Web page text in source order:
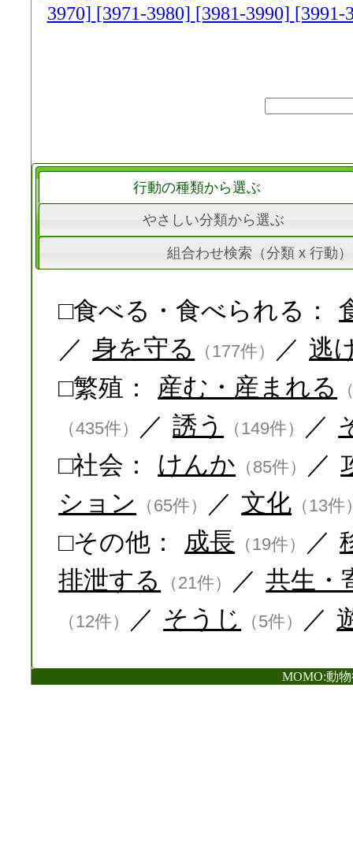
3970] [3971-3980] [3981-3990] [3991-
行動の種類から選ぶ
やさしい分類から選ぶ
組合わせ検索（分類 x 行動）
□食べる・食べられる：
／ 身を守る （177件） ／ 逃
□繁殖：
産む・産まれる
（435件）
／ 誘う （149件） ／
□社会：
けんか （85件） ／
ション
（65件） ／ 文化 （13件
□その他： 成長 （19件） ／
排泄する
（21件） ／ 共生・
（12件） ／ そうじ （5件） ／
MOMO:動